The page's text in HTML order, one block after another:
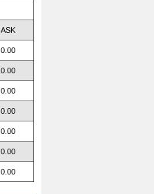
ASK
0.00
0.00
0.00
0.00
0.00
0.00
0.00